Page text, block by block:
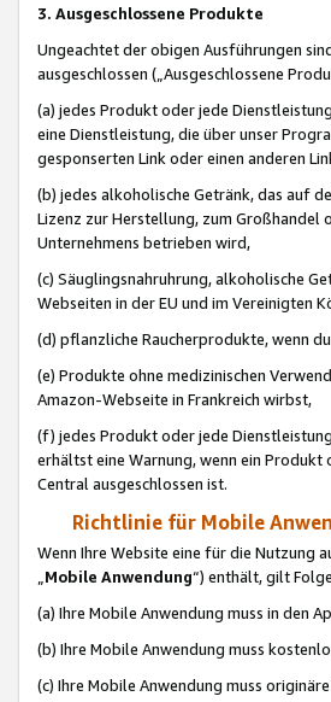
3. Ausgeschlossene Produkte
Ungeachtet der obigen Ausführungen
ausgeschlossen („Ausgeschlossene
(a) jedes Produkt oder jede
eine Dienstleistung, die über unser
gesponserten Link oder einen anderen
(b) jedes alkoholische Getränk, das auf
Lizenz zur Herstellung, zum Großhandel
Unternehmens betrieben wird,
(c) Säuglingsnahruhrung, alkoholische
Webseiten in der EU und im Vereinigten
(d) pflanzliche Raucherprodukte, wenn
(e) Produkte ohne medizinischen
Amazon-Webseite in Frankreich wirbst,
(f) jedes Produkt oder jede
erhältst eine Warnung, wenn ein Produkt
Central ausgeschlossen ist.
Richtlinie für Mobile
Wenn Ihre Website eine für die
„Mobile Anwendung“) enthält, gilt
(a) Ihre Mobile Anwendung muss in den
(b) Ihre Mobile Anwendung muss
(c) Ihre Mobile Anwendung muss